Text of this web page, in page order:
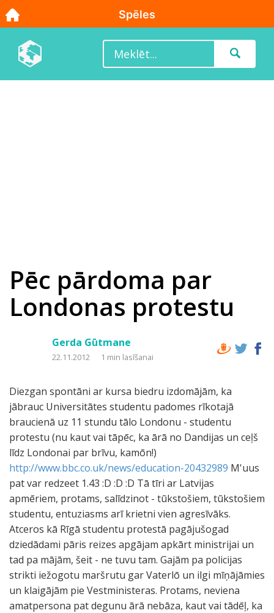
Pēc pārdoma par
Londonas protestu
Gerda Gūtmane
22.11.2012 1 min lasīšanai
Diezgan spontāni ar kursa biedru izdomājām, ka
jābrauc Universitātes studentu padomes rīkotajā
braucienā uz 11 stundu tālo Londonu - studentu
protestu (nu kaut vai tāpēc, ka ārā no Dandijas un ceļš
līdz Londonai par brīvu, kamōn!)
http://www.bbc.co.uk/news/education-20432989 M'uus
pat var redzeet 1.43 :D :D :D Tā tīri ar Latvijas
apmēriem, protams, salīdzinot - tūkstošiem, tūkstošiem
studentu, entuziasms arī krietni vien agresīvāks.
Atceros kā Rīgā studentu protestā pagājušogad
dziedādami pāris reizes apgājam apkārt ministrijai un
tad pa mājām, šeit - ne tuvu tam. Gajām pa policijas
strikti iežogotu maršrutu gar Vaterlō un ilgi mīņājāmies
un klaigājām pie Vestministeras. Protams, neviena
amatpersona pat degunu ārā nebāza, kaut vai tādēļ, ka